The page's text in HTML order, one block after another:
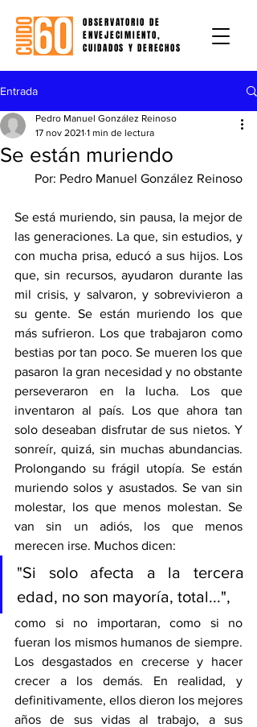
OBSERVATORIO DE
ENVEJECIMIENTO,
CUIDADOS Y DERECHOS
Entrada
Se están muriendo
Pedro Manuel González Reinoso
17 nov 2021 1 min de lectura
Por: Pedro Manuel González Reinoso
Se está muriendo, sin pausa, la mejor de
las generaciones. La que, sin estudios, y
con mucha prisa, educó a sus hijos. Los
que, sin recursos, ayudaron durante las
mil crisis, y salvaron, y sobrevivieron a
su gente. Se están muriendo los que
más sufrieron. Los que trabajaron como
bestias por tan poco. Se mueren los que
pasaron la gran necesidad y no obstante
perseveraron en la lucha. Los que
inventaron al país. Los que ahora tan
solo deseaban disfrutar de sus nietos. Y
sonreír, quizá, sin muchas abundancias.
Prolongando su frágil utopía. Se están
muriendo solos y asustados. Se van sin
molestar, los que menos molestan. Se
van sin un adiós, los que menos
merecen irse. Muchos dicen:
"Si solo afecta a la tercera
edad, no son mayoría, total...",
como si no importaran, como si no
fueran los mismos humanos de siempre.
Los desgastados en crecerse y hacer
crecer a los demás. En realidad, y
definitivamente, ellos dieron los mejores
años de sus vidas al trabajo, a sus